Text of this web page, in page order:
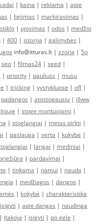
| kaina | reklama | apie
| liejimas | markiravimas |
stiklo | pjovimas | odos | medžio
| 400 | istorija | galimybės |
info@itturas.lt | zzona | 5o
seo | filmas24 | seed |
| priority | pauliusc | musu
| tricking | vystykluose | ofl |
padangos | atostogausiu | illww
| stoge montuojami |
| stoglangiai | metas pirkti |
| paslauga | verta | kokybė |
| langai | mediniai |
| pardavimai |
| tinkama | namui | nauda |
| medžiagos | dangos |
| kokybė | charakteristika
įsigyti | apie dangas | naudinga
| įtakoja | įsigyti | po egle |